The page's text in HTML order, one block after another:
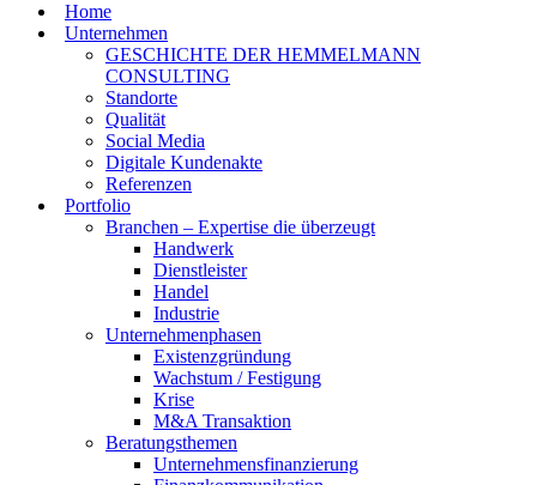
Home
Unternehmen
GESCHICHTE DER HEMMELMANN
CONSULTING
Standorte
Qualität
Social Media
Digitale Kundenakte
Referenzen
Portfolio
Branchen – Expertise die überzeugt
Handwerk
Dienstleister
Handel
Industrie
Unternehmenphasen
Existenzgründung
Wachstum / Festigung
Krise
M&A Transaktion
Beratungsthemen
Unternehmensfinanzierung